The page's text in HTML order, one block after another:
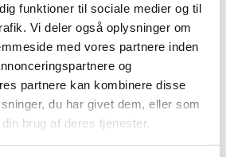
funktioner til sociale medier og til
Vi deler også oplysninger om
med vores partnere inden
og
partnere kan kombinere disse
du har givet dem, eller som
brug af deres tjenester.